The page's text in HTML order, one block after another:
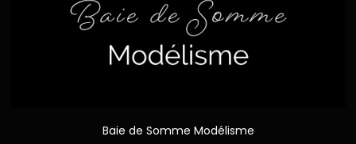
Baie de Somme Modélisme